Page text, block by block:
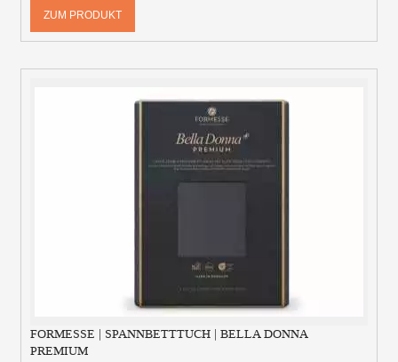
ZUM PRODUKT
FORMESSE | SPANNBETTTUCH | BELLA DONNA
PREMIUM